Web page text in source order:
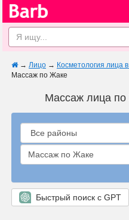
→ Лицо → Косметология лица
Массаж по Жаке
Массаж лица
Массаж по Жаке
Быстрый поиск с GPT